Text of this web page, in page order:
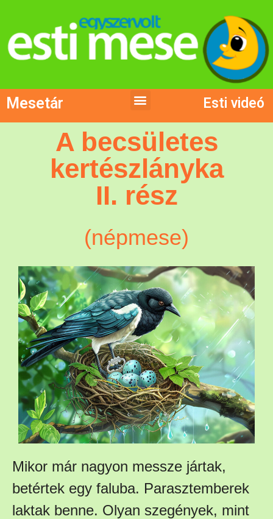
Mesetár Esti videó
A becsületes
kertészlányka
II. rész
(népmese)
Mikor már nagyon messze jártak,
betértek egy faluba. Parasztemberek
laktak benne. Olyan szegények, mint